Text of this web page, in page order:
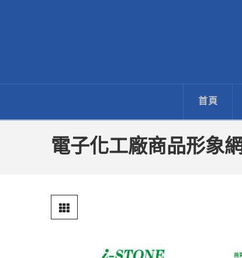
禧
網
路
行
首頁
電子化工廠商品形象網